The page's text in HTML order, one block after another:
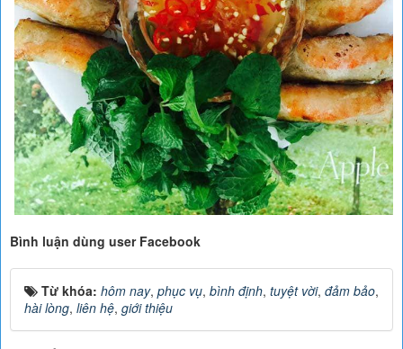
Bình luận dùng user Facebook
Từ khóa: hôm nay, phục vụ, bình định, tuyệt vời, đảm bảo,
hài lòng, liên hệ, giới thiệu